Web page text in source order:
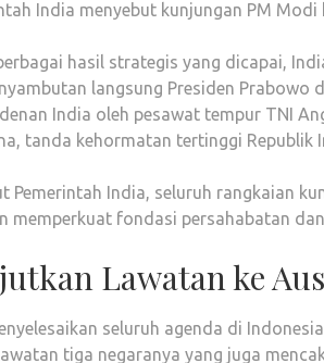
India menyebut kunjungan PM
hasil strategis yang dicapai,
langsung Presiden Prabowo
India oleh pesawat tempur TNI
tanda kehormatan tertinggi Republik
Pemerintah India, seluruh rangkaian
memperkuat fondasi persahabatan
Lawatan ke
seluruh agenda di
tiga negaranya yang juga